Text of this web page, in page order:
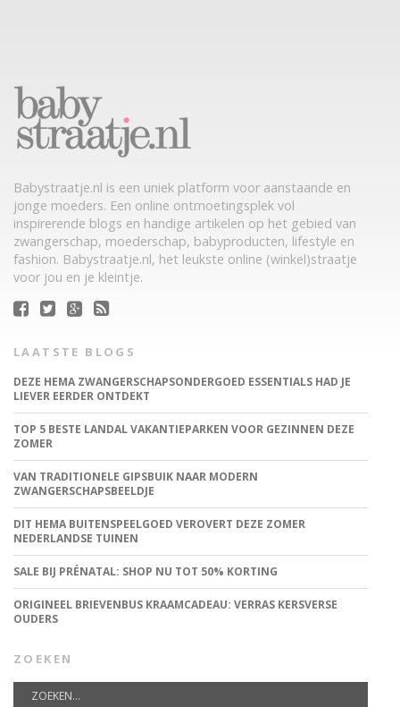
Babystraatje.nl is een uniek platform voor aanstaande en
jonge moeders. Een online ontmoetingsplek vol
inspirerende blogs en handige artikelen op het gebied van
zwangerschap, moederschap, babyproducten, lifestyle en
fashion. Babystraatje.nl, het leukste online (winkel)straatje
voor jou en je kleintje.
LAATSTE BLOGS
DEZE HEMA ZWANGERSCHAPSONDERGOED ESSENTIALS HAD JE
LIEVER EERDER ONTDEKT
TOP 5 BESTE LANDAL VAKANTIEPARKEN VOOR GEZINNEN DEZE
ZOMER
VAN TRADITIONELE GIPSBUIK NAAR MODERN
ZWANGERSCHAPSBEELDJE
DIT HEMA BUITENSPEELGOED VEROVERT DEZE ZOMER
NEDERLANDSE TUINEN
SALE BIJ PRÉNATAL: SHOP NU TOT 50% KORTING
ORIGINEEL BRIEVENBUS KRAAMCADEAU: VERRAS KERSVERSE
OUDERS
ZOEKEN